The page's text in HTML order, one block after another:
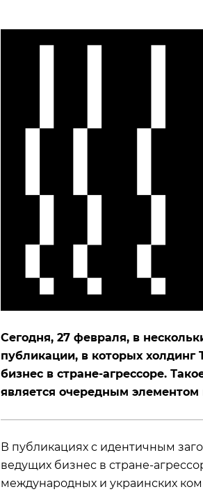
Сегодня, 27 февраля, в
публикации, в которых
бизнес в стране-агрессоре.
является очередным
В публикациях с идентичным
ведущих бизнес в стране-
международных и украинских